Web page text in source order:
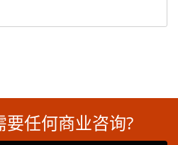
任何商业咨询?